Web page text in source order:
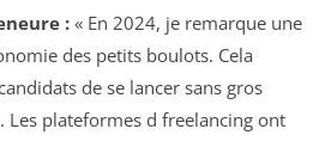
: « En 2024, je remarque une
des petits boulots. Cela
de se lancer sans gros
Les plateformes d freelancing ont